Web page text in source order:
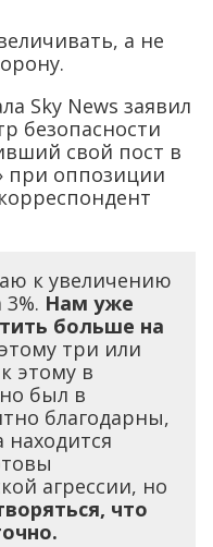
а не
Sky News заявил
безопасности
свой пост в
при оппозиции
к увеличению
Нам уже
больше на
три или
этому в
был в
благодарны,
находится
агрессии, но
что